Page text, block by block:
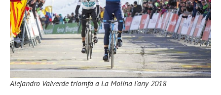
Alejandro Valverde triomfa a La Molina l’any 2018